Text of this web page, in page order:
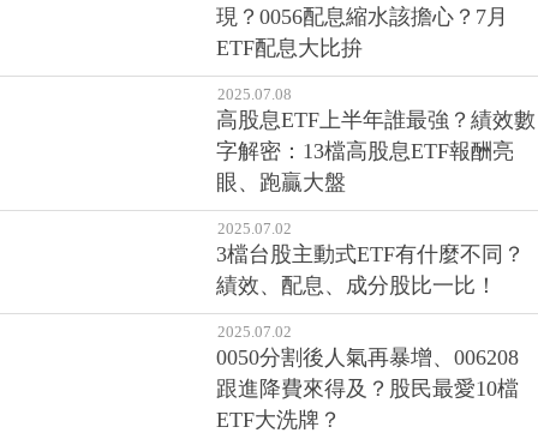
現？0056配息縮水該擔心？7月
ETF配息大比拚
2025.07.08
高股息ETF上半年誰最強？績效數
字解密：13檔高股息ETF報酬亮
眼、跑贏大盤
2025.07.02
3檔台股主動式ETF有什麼不同？
績效、配息、成分股比一比！
2025.07.02
0050分割後人氣再暴增、006208
跟進降費來得及？股民最愛10檔
ETF大洗牌？